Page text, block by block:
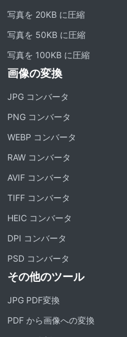
写真を 20KB に圧縮
写真を 50KB に圧縮
写真を 100KB に圧縮
画像の変換
JPG コンバータ
PNG コンバータ
WEBP コンバータ
RAW コンバータ
AVIF コンバータ
TIFF コンバータ
HEIC コンバータ
DPI コンバータ
PSD コンバータ
その他のツール
JPG PDF変換
PDF から画像への変換